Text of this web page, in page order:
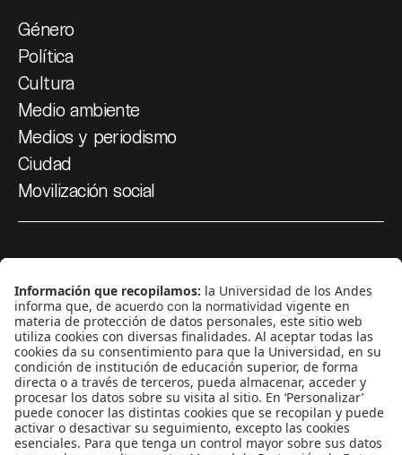
Género
Política
Cultura
Medio ambiente
Medios y periodismo
Ciudad
Movilización social
Podcasts
Ediciones especiales
Proyectos 070
SÍGUENOS